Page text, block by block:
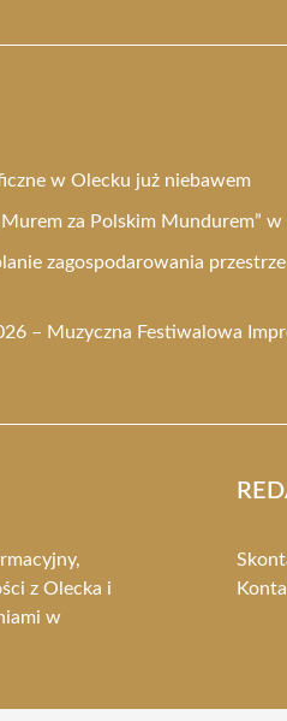
w Olecku już niebawem
za Polskim Mundurem”
zagospodarowania
– Muzyczna Festiwalowa
z Olecka i
w